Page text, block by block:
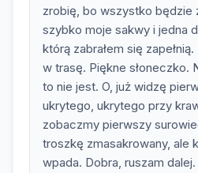
zrobię, bo wszystko będzie
szybko moje sakwy i jedna
którą zabrałem się
w trasę. Piękne słoneczko.
to nie jest. O, już widzę
ukrytego, ukrytego przy
zobaczmy pierwszy
troszkę zmasakrowany, ale
wpada. Dobra, ruszam